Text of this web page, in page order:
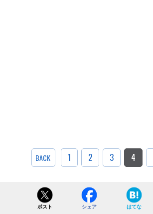
BACK 1 2 3 4
ポスト シェア はてな